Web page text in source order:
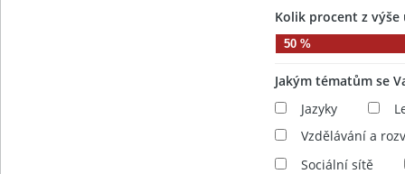
Jakým tématům se
Jazyky
Vzdělávání a
Sociální sítě